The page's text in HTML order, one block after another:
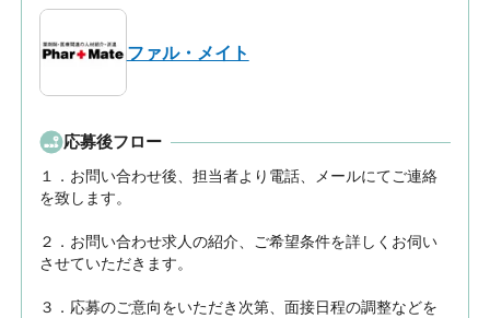
ファル・メイト
応募後フロー
１．お問い合わせ後、担当者より電話、メールにてご連絡
を致します。
２．お問い合わせ求人の紹介、ご希望条件を詳しくお伺い
させていただきます。
３．応募のご意向をいただき次第、面接日程の調整などを